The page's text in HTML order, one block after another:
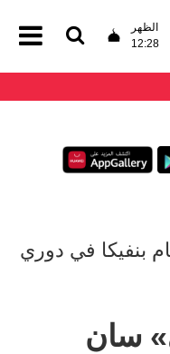
الظهر
12:28
بنفيكا في دوري
سان